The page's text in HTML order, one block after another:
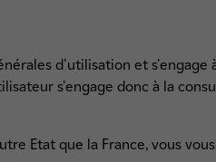
d'utilisation et s'engage
s'engage donc à la
Etat que la France, vous vous